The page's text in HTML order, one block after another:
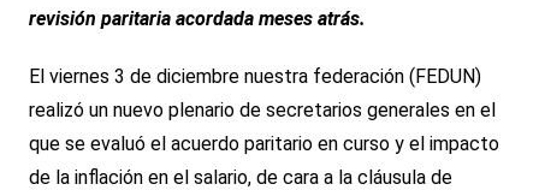
revisión paritaria acordada meses atrás.
El viernes 3 de diciembre nuestra federación (FEDUN)
realizó un nuevo plenario de secretarios generales en el
que se evaluó el acuerdo paritario en curso y el impacto
de la inflación en el salario, de cara a la cláusula de